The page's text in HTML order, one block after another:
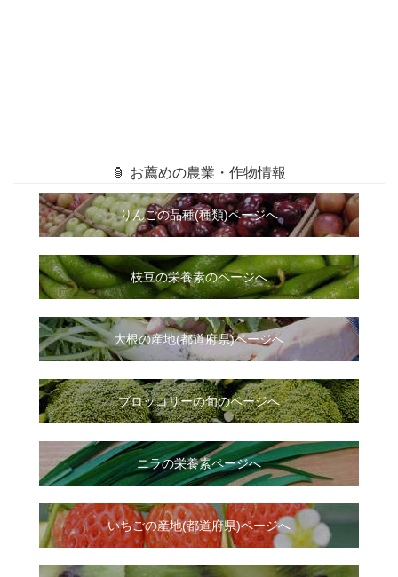
🏮 お薦めの農業・作物情報
りんごの品種(種類)ページへ
枝豆の栄養素のページへ
大根の産地(都道府県)ページへ
ブロッコリーの旬のページへ
ニラの栄養素ページへ
いちごの産地(都道府県)ページへ